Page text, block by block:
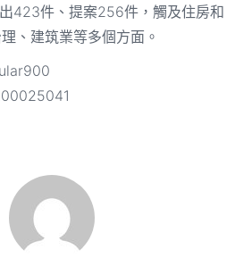
423件、提案256件，觸及住房和
、建筑業等多個方面。